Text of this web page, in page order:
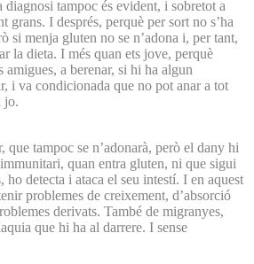
diagnosi tampoc és evident, i sobretot a
grans. I després, perquè per sort no s’ha
si menja gluten no se n’adona i, per tant,
la dieta. I més quan ets jove, perquè
amigues, a berenar, si hi ha algun
i va condicionada que no pot anar a tot
jo.
tampoc se n’adonarà, però el dany hi
quan entra gluten, ni que sigui
ho detecta i ataca el seu intestí. I en aquest
problemes de creixement, d’absorció
derivats. També de migranyes,
que hi ha al darrere. I sense